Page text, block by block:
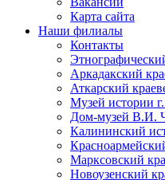
Карта сайта
Наши филиалы
Контакты
Аркадакский
Аткарский
Музей истории
Дом-музей В.И.
Калининский
Марксовский
Новоузенский